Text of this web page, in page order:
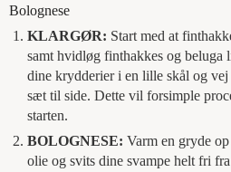
Bolognese
KLARGØR: Start med at
samt hvidløg finthakkes og beluga
dine krydderier i en lille skål og
sæt til side. Dette vil forsimple
starten.
BOLOGNESE: Varm en gryde
olie og svits dine svampe helt fri